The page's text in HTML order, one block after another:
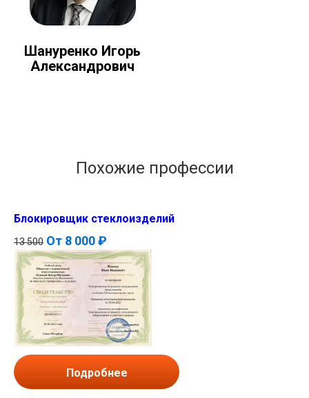
Шануренко Игорь
Александрович
Похожие профессии
Блокировщик стеклоизделий
13 500 От 8 000 ₽
Подробнее